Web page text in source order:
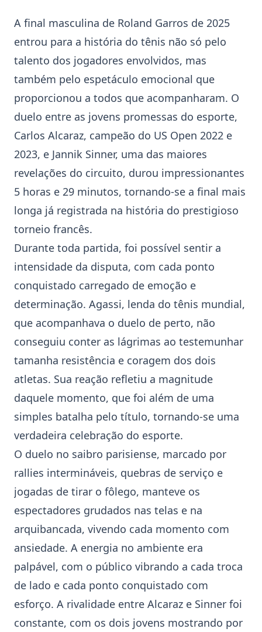
A final masculina de Roland Garros de 2025
entrou para a história do tênis não só pelo
talento dos jogadores envolvidos, mas
também pelo espetáculo emocional que
proporcionou a todos que acompanharam. O
duelo entre as jovens promessas do esporte,
Carlos Alcaraz, campeão do US Open 2022 e
2023, e Jannik Sinner, uma das maiores
revelações do circuito, durou impressionantes
5 horas e 29 minutos, tornando-se a final mais
longa já registrada na história do prestigioso
torneio francês.
Durante toda partida, foi possível sentir a
intensidade da disputa, com cada ponto
conquistado carregado de emoção e
determinação. Agassi, lenda do tênis mundial,
que acompanhava o duelo de perto, não
conseguiu conter as lágrimas ao testemunhar
tamanha resistência e coragem dos dois
atletas. Sua reação refletiu a magnitude
daquele momento, que foi além de uma
simples batalha pelo título, tornando-se uma
verdadeira celebração do esporte.
O duelo no saibro parisiense, marcado por
rallies intermináveis, quebras de serviço e
jogadas de tirar o fôlego, manteve os
espectadores grudados nas telas e na
arquibancada, vivendo cada momento com
ansiedade. A energia no ambiente era
palpável, com o público vibrando a cada troca
de lado e cada ponto conquistado com
esforço. A rivalidade entre Alcaraz e Sinner foi
constante, com os dois jovens mostrando por